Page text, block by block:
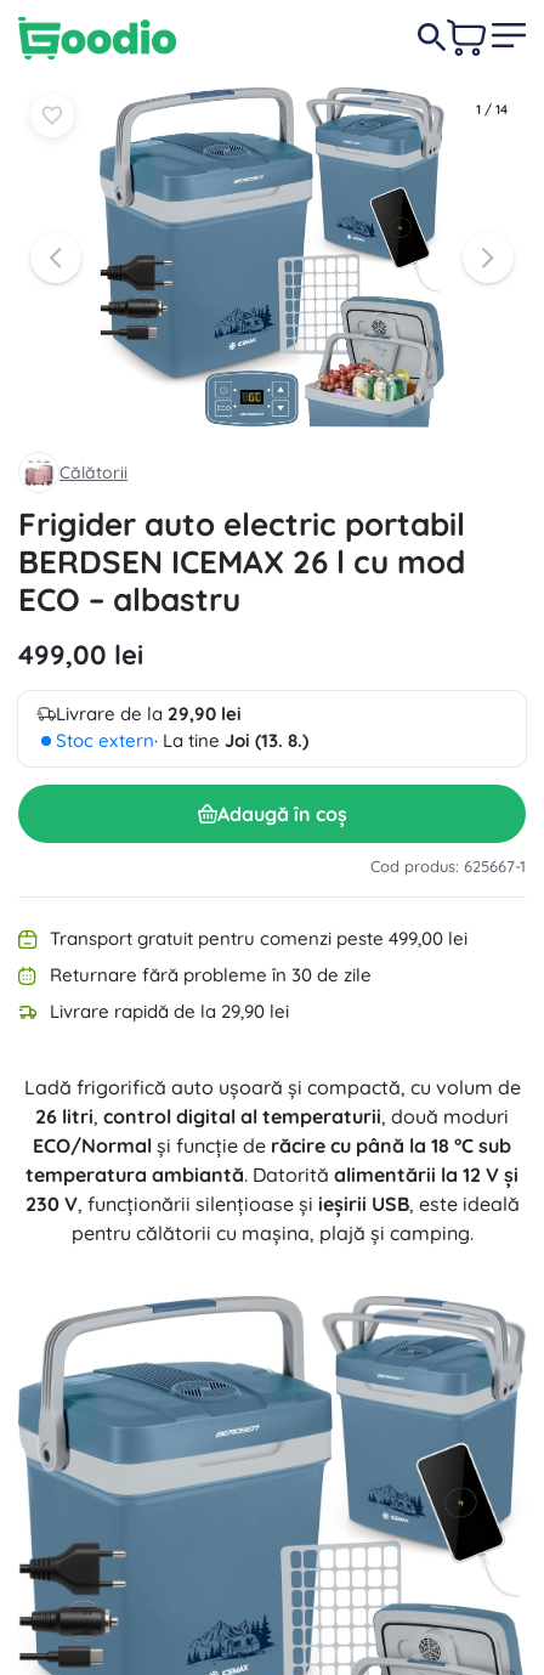
1 / 14
Călătorii
Frigider auto electric portabil
BERDSEN ICEMAX 26 l cu mod
ECO – albastru
499,00 lei
Livrare de la 29,90 lei
Stoc extern· La tine Joi (13. 8.)
Adaugă în coș
Cod produs: 625667-1
Transport gratuit pentru comenzi peste 499,00 lei
Returnare fără probleme în 30 de zile
Livrare rapidă de la 29,90 lei
Ladă frigorifică auto ușoară și compactă, cu volum de
26 litri, control digital al temperaturii, două moduri
ECO/Normal și funcție de răcire cu până la 18 °C sub
temperatura ambiantă. Datorită alimentării la 12 V și
230 V, funcționării silențioase și ieșirii USB, este ideală
pentru călătorii cu mașina, plajă și camping.
499,00 lei În coșÎn coș